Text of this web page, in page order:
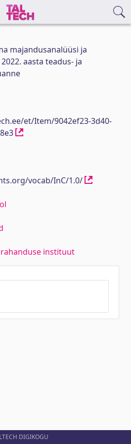
majandusanalüüsi ja
aasta teadus- ja
et/Item/9042ef23-3d40-
vocab/InC/1.0/
instituut
DIGIKOGU